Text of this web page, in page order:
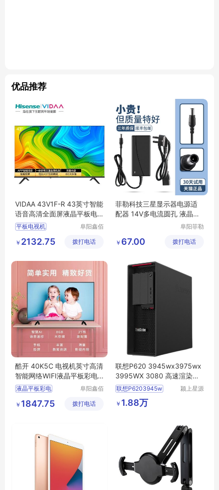
优品推荐
VIDAA 43V1F-R 43英寸智能
语音高清全面屏液晶平板电
视机
平板电视机
平板电视机图片
平板电视机厂家
阜阳鑫佰
限公司
￥ 2132.75 拨打电话
菲勒科技三星显示器电源适
配器 14V多电流圆孔 液晶台
阜阳菲勒
公司
￥ 67.00 拨打电话
酷开 40K5C 电视机英寸高清
智能网络WIFI液晶平板彩电3
2 43
液晶平板彩电
电视机
阜阳鑫佰
限公司
￥ 1847.75 拨打电话
联想P620 3945wx3975wx
3995WX 3080 高速渲染办
公电脑主机
联想P6203945w
颍上星源
￥ 1.88万